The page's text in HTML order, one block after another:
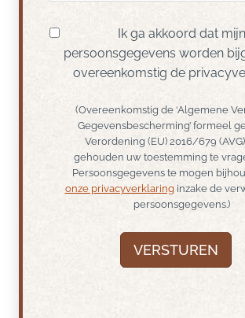
Ik ga akkoord dat mijn
persoonsgegevens worden
overeenkomstig de
(Overeenkomstig de ‘Algemene
Gegevensbescherming’ formeel
Verordening (EU) 2016/679
gehouden uw toestemming te
Persoonsgegevens te mogen
onze privacyverklaring inzake de
persoonsgegevens.)
VERSTUREN